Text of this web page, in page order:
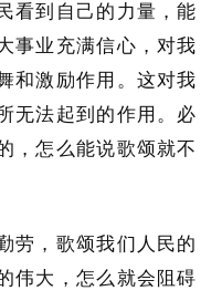
看到自己的力量，能
事业充满信心，对我
和激励作用。这对我
无法起到的作用。必
，怎么能说歌颂就不
劳，歌颂我们人民的
伟大，怎么就会阻碍